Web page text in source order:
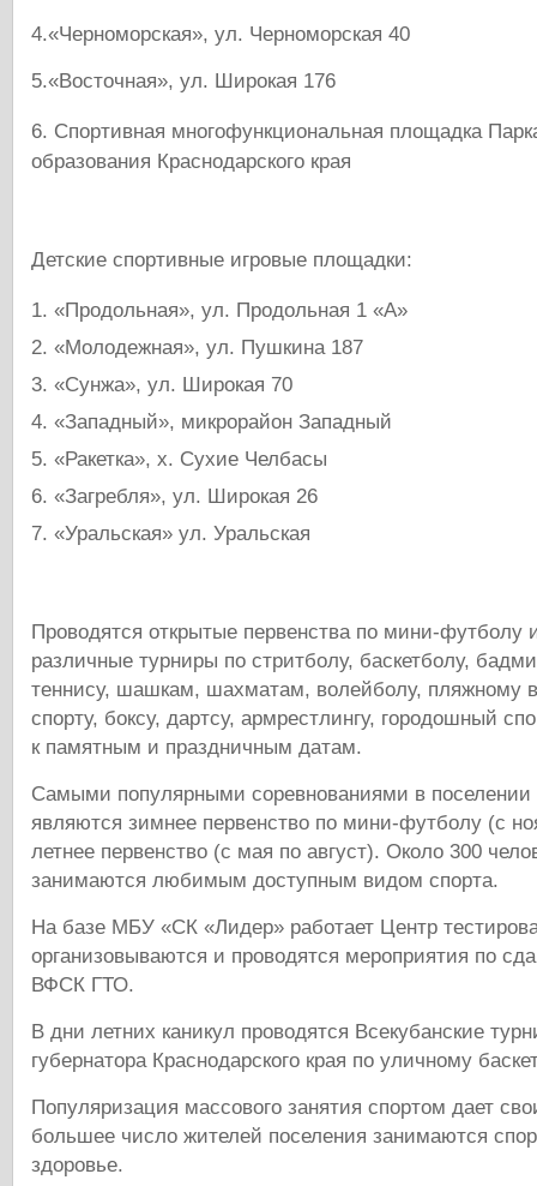
4.«Черноморская», ул. Черноморская 40
5.«Восточная», ул. Широкая 176
Спортивная многофункциональная площадка
образования Краснодарского края
Детские спортивные игровые площадки:
«Продольная», ул. Продольная 1 «А»
«Молодежная», ул. Пушкина 187
«Сунжа», ул. Широкая 70
«Западный», микрорайон Западный
«Ракетка», х. Сухие Челбасы
«Загребля», ул. Широкая 26
«Уральская» ул. Уральская
Проводятся открытые первенства по мини-футболу
различные турниры по стритболу, баскетболу,
теннису, шашкам, шахматам, волейболу, пляжному
спорту, боксу, дартсу, армрестлингу, городошный
к памятным и праздничным датам.
Самыми популярными соревнованиями в поселении
являются зимнее первенство по мини-футболу (с
летнее первенство (с мая по август). Около 300
занимаются любимым доступным видом спорта.
На базе МБУ «СК «Лидер» работает Центр
организовываются и проводятся мероприятия по
ВФСК ГТО.
В дни летних каникул проводятся Всекубанские
губернатора Краснодарского края по уличному
Популяризация массового занятия спортом дает
большее число жителей поселения занимаются
здоровье.